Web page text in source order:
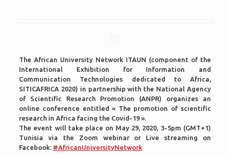
The African University Network ITAUN (component of the
International Exhibition for Information and
Communication Technologies dedicated to Africa,
SITICAFRICA 2020) in partnership with the National Agency
of Scientific Research Promotion (ANPR) organizes an
online conference entitled « The promotion of scientific
research in Africa facing the Covid-19 ».
The event will take place on May 29, 2020, 3-5pm (GMT+1)
Tunisia via the Zoom webinar or Live streaming on
Facebook: #AfricanUniversityNetwork